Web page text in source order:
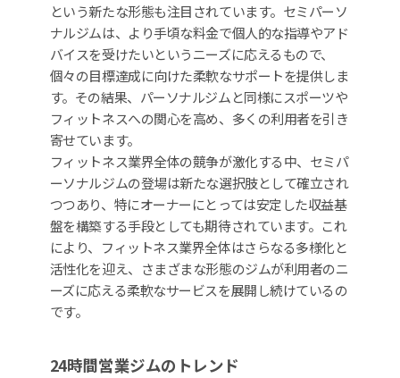
という新たな形態も注目されています。セミパーソ
ナルジムは、より手頃な料金で個人的な指導やアド
バイスを受けたいというニーズに応えるもので、
個々の目標達成に向けた柔軟なサポートを提供しま
す。その結果、パーソナルジムと同様にスポーツや
フィットネスへの関心を高め、多くの利用者を引き
寄せています。
フィットネス業界全体の競争が激化する中、セミパ
ーソナルジムの登場は新たな選択肢として確立され
つつあり、特にオーナーにとっては安定した収益基
盤を構築する手段としても期待されています。これ
により、フィットネス業界全体はさらなる多様化と
活性化を迎え、さまざまな形態のジムが利用者のニ
ーズに応える柔軟なサービスを展開し続けているの
です。
24時間営業ジムのトレンド